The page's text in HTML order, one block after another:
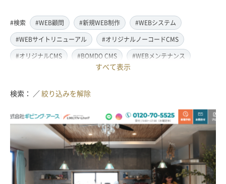
#検索 #WEB顧問 #新規WEB制作
#WEBシステム
#WEBサイトリニューアル
#オリジナルノーコードCMS
#オリジナルCMS
#BOMDO CMS
#WEBメンテナンス
#レスポンシブ対応
#翻訳・多言語対応
#情報管理システム
#取材・ライティング
#写真撮影
#動画制作(撮影・編集)
#ドローン撮影(空撮)
#イラスト制作
#アクセス解析・SEO対策
#名刺・パンフレット制作
#販促・ノベルティーグッズ制作
#ロゴマークデザイン
すべて表示
検索： ／絞り込みを解除